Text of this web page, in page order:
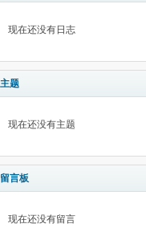
现在还没有日志
主题
现在还没有主题
留言板
现在还没有留言